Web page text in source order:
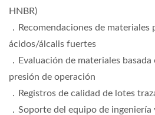
HNBR)
．Recomendaciones de
ácidos/álcalis fuertes
．Evaluación de materiales
presión de operación
．Registros de calidad de lotes
．Soporte del equipo de ingeniería